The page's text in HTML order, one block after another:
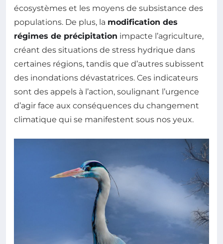
écosystèmes et les moyens de subsistance des
populations. De plus, la modification des
régimes de précipitation impacte l’agriculture,
créant des situations de stress hydrique dans
certaines régions, tandis que d’autres subissent
des inondations dévastatrices. Ces indicateurs
sont des appels à l’action, soulignant l’urgence
d’agir face aux conséquences du changement
climatique qui se manifestent sous nos yeux.